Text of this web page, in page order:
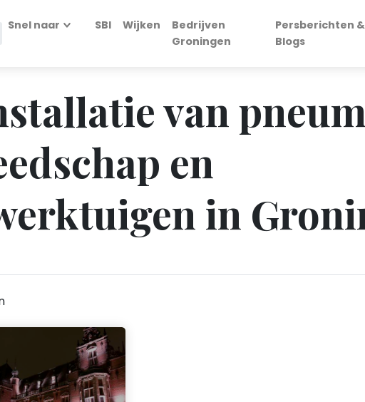
Snel naar SBI Wijken
Bedrijven
Groningen
Persberichten &
Blogs
van
en
in